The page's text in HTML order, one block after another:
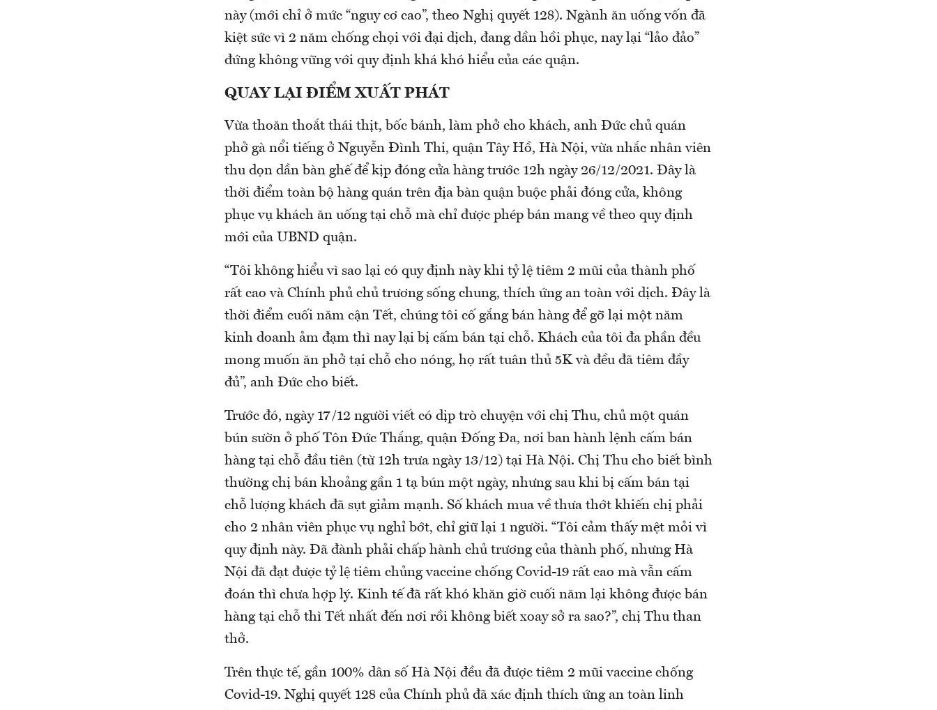
này (mới chỉ ở mức “nguy cơ cao”, theo Nghị quyết 128). Ngành ăn uống vốn đã
kiệt sức vì 2 năm chống chọi với đại dịch, đang dần hồi phục, nay lại “lảo đảo”
đứng không vững với quy định khá khó hiểu của các quận.
QUAY LẠI ĐIỂM XUẤT PHÁT
Vừa thoăn thoắt thái thịt, bốc bánh, làm phở cho khách, anh Đức chủ quán
phở gà nổi tiếng ở Nguyễn Đình Thi, quận Tây Hồ, Hà Nội, vừa nhắc nhân viên
thu dọn dần bàn ghế để kịp đóng cửa hàng trước 12h ngày 26/12/2021. Đây là
thời điểm toàn bộ hàng quán trên địa bàn quận buộc phải đóng cửa, không
phục vụ khách ăn uống tại chỗ mà chỉ được phép bán mang về theo quy định
mới của UBND quận.
“Tôi không hiểu vì sao lại có quy định này khi tỷ lệ tiêm 2 mũi của thành phố
rất cao và Chính phủ chủ trương sống chung, thích ứng an toàn với dịch. Đây là
thời điểm cuối năm cận Tết, chúng tôi cố gắng bán hàng để gỡ lại một năm
kinh doanh ảm đạm thì nay lại bị cấm bán tại chỗ. Khách của tôi đa phần đều
mong muốn ăn phở tại chỗ cho nóng, họ rất tuân thủ 5K và đều đã tiêm đầy
đủ”, anh Đức cho biết.
Trước đó, ngày 17/12 người viết có dịp trò chuyện với chị Thu, chủ một quán
bún sườn ở phố Tôn Đức Thắng, quận Đống Đa, nơi ban hành lệnh cấm bán
hàng tại chỗ đầu tiên (từ 12h trưa ngày 13/12) tại Hà Nội. Chị Thu cho biết bình
thường chị bán khoảng gần 1 tạ bún một ngày, nhưng sau khi bị cấm bán tại
chỗ lượng khách đã sụt giảm mạnh. Số khách mua về thưa thớt khiến chị phải
cho 2 nhân viên phục vụ nghỉ bớt, chỉ giữ lại 1 người. “Tôi cảm thấy mệt mỏi vì
quy định này. Đã đành phải chấp hành chủ trương của thành phố, nhưng Hà
Nội đã đạt được tỷ lệ tiêm chủng vaccine chống Covid-19 rất cao mà vẫn cấm
đoán thì chưa hợp lý. Kinh tế đã rất khó khăn giờ cuối năm lại không được bán
hàng tại chỗ thì Tết nhất đến nơi rồi không biết xoay sở ra sao?”, chị Thu than
thở.
Trên thực tế, gần 100% dân số Hà Nội đều đã được tiêm 2 mũi vaccine chống
Covid-19. Nghị quyết 128 của Chính phủ đã xác định thích ứng an toàn linh